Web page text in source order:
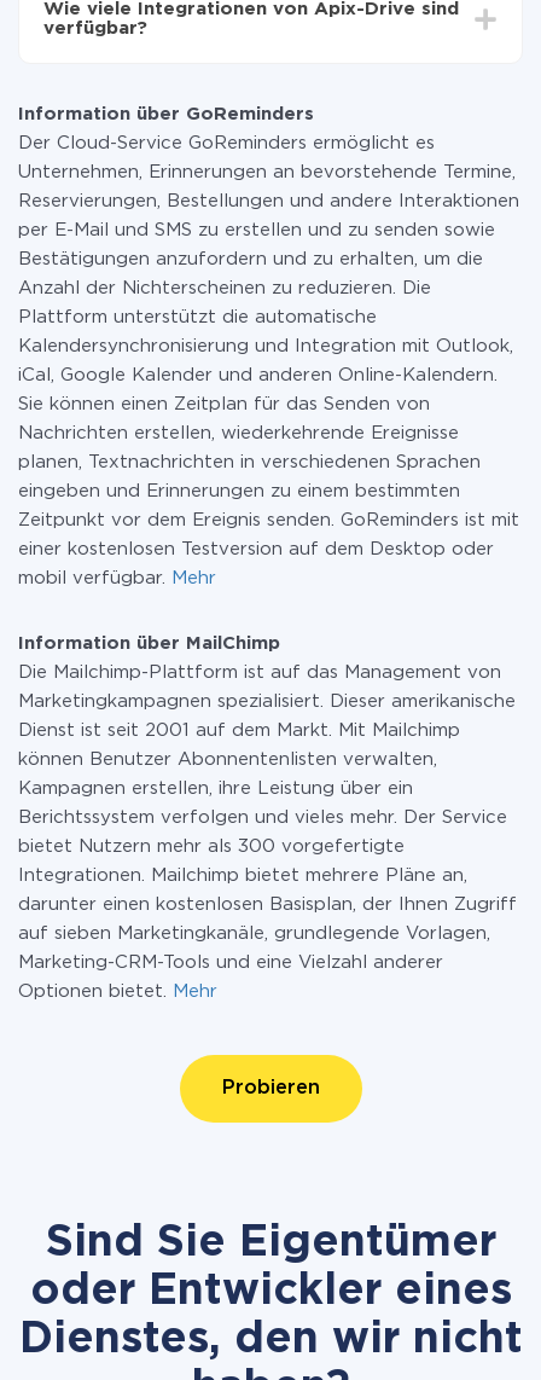
zahlen nur für die Datenmenge, die über unseren
Service von einem System auf ein anderes übertragen
Weitere Informationen zuTarifen
Wie viele Integrationen von Apix-Drive sind
verfügbar?
Information über GoReminders
Der Cloud-Service GoReminders ermöglicht es
Unternehmen, Erinnerungen an bevorstehende Termine,
Reservierungen, Bestellungen und andere Interaktionen
per E-Mail und SMS zu erstellen und zu senden sowie
Bestätigungen anzufordern und zu erhalten, um die
Anzahl der Nichterscheinen zu reduzieren. Die
Plattform unterstützt die automatische
Kalendersynchronisierung und Integration mit Outlook,
iCal, Google Kalender und anderen Online-Kalendern.
Sie können einen Zeitplan für das Senden von
Nachrichten erstellen, wiederkehrende Ereignisse
planen, Textnachrichten in verschiedenen Sprachen
eingeben und Erinnerungen zu einem bestimmten
Zeitpunkt vor dem Ereignis senden. GoReminders ist mit
einer kostenlosen Testversion auf dem Desktop oder
mobil verfügbar.
Mehr
Information über MailChimp
Die Mailchimp-Plattform ist auf das Management von
Marketingkampagnen spezialisiert. Dieser amerikanische
Dienst ist seit 2001 auf dem Markt. Mit Mailchimp
können Benutzer Abonnentenlisten verwalten,
Kampagnen erstellen, ihre Leistung über ein
Berichtssystem verfolgen und vieles mehr. Der Service
bietet Nutzern mehr als 300 vorgefertigte
Integrationen. Mailchimp bietet mehrere Pläne an,
darunter einen kostenlosen Basisplan, der Ihnen Zugriff
auf sieben Marketingkanäle, grundlegende Vorlagen,
Marketing-CRM-Tools und eine Vielzahl anderer
Optionen bietet.
Mehr
Probieren
Sind Sie Eigentümer
oder Entwickler eines
Dienstes, den wir nicht